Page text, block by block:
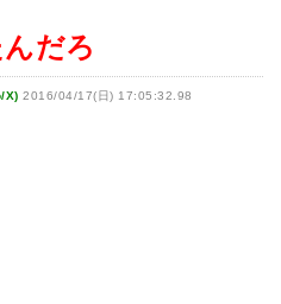
だろ
X) 2016/04/17(日) 17:05:32.98